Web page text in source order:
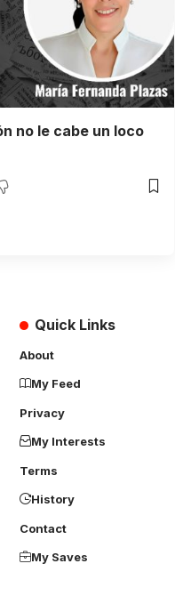
no le cabe un loco
Quick Links
About
My Feed
Privacy
My Interests
Terms
History
Contact
My Saves